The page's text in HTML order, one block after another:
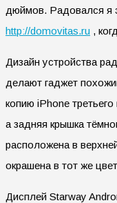
дюймов. Радовался я
http://domovitas.ru ,
Дизайн устройства
делают гаджет
копию iPhone
а задняя крышка
расположена в
окрашена в тот же
Дисплей Starway